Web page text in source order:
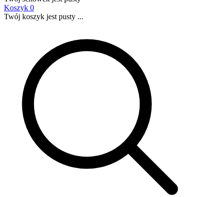
Koszyk 0
Twój koszyk jest pusty ...